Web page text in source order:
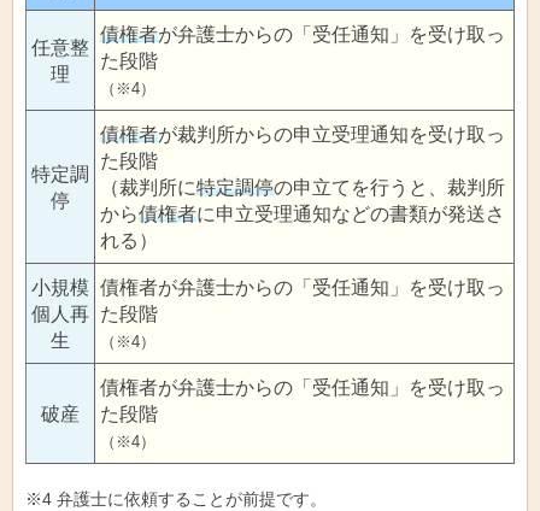
任意整
理
債権者が弁護士からの「受任通知」を受け取っ
た段階
（※4）
特定調
停
債権者が裁判所からの申立受理通知を受け取っ
た段階
（裁判所に特定調停の申立てを行うと、裁判所
から債権者に申立受理通知などの書類が発送さ
れる）
小規模
個人再
生
債権者が弁護士からの「受任通知」を受け取っ
た段階
（※4）
破産
債権者が弁護士からの「受任通知」を受け取っ
た段階
（※4）
※4 弁護士に依頼することが前提です。